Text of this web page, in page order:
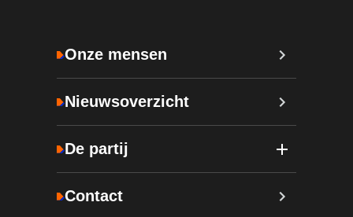
Onze mensen
Nieuwsoverzicht
De partij
Contact